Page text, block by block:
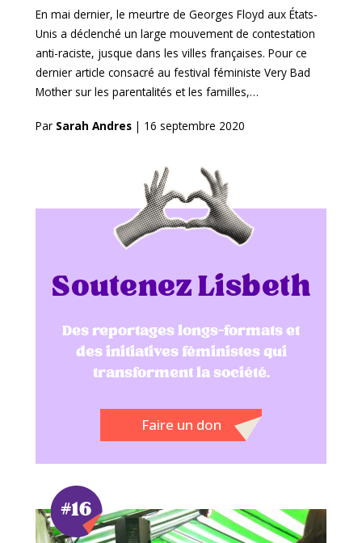
En mai dernier, le meurtre de Georges Floyd aux États-
Unis a déclenché un large mouvement de contestation
anti-raciste, jusque dans les villes françaises. Pour ce
dernier article consacré au festival féministe Very Bad
Mother sur les parentalités et les familles,…
Par Sarah Andres | 16 septembre 2020
Soutenez Lisbeth
Des reportages longs-formats et
des initiatives féministes qui
transforment la société.
Faire un don
#16